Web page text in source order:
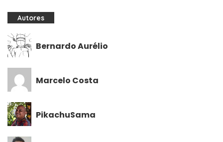
Autores
Bernardo Aurélio
Marcelo Costa
PikachuSama